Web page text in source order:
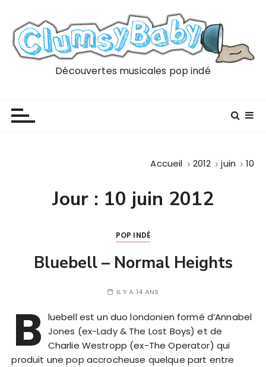
Découvertes musicales pop indé
Accueil 2012 juin 10
Jour : 10 juin 2012
POP INDÉ
Bluebell – Normal Heights
IL Y A 14 ANS
B luebell est un duo londonien formé d’Annabel
Jones (ex-Lady & The Lost Boys) et de
Charlie Westropp (ex-The Operator) qui
produit une pop accrocheuse quelque part entre